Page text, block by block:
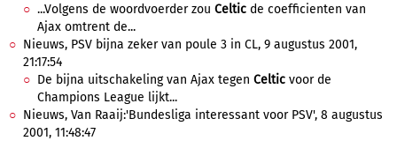
...Volgens de woordvoerder zou Celtic de coefficienten van
Ajax omtrent de...
Nieuws, PSV bijna zeker van poule 3 in CL, 9 augustus 2001,
21:17:54
De bijna uitschakeling van Ajax tegen Celtic voor de
Champions League lijkt...
Nieuws, Van Raaij:'Bundesliga interessant voor PSV', 8 augustus
2001, 11:48:47